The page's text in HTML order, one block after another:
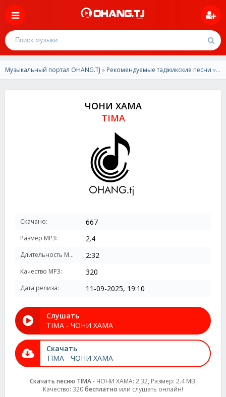
Музыкальный портал OHANG.TJ » Рекомендуемые таджикские песни » TIMA-ЧОНИ ХАМА
ЧОНИ ХАМА
TIMA
Скачано: 667
Размер MP3: 2.4
Длительность MP3: 2:32
Качество MP3: 320
Дата релиза: 11-09-2025, 19:10
Слушать
TIMA - ЧОНИ ХАМА
Скачать
TIMA - ЧОНИ ХАМА
Скачать песню TIMA- ЧОНИ ХАМА: 2:32, Размер: 2.4 MB,
Качество: 320бесплатно или слушать онлайн!